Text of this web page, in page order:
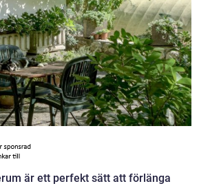
är ett perfekt sätt att förlänga